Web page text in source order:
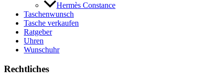
Hermès Constance
Taschenwunsch
Tasche verkaufen
Ratgeber
Uhren
Wunschuhr
Rechtliches